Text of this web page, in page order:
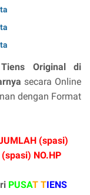
Original di
secara Online
dengan Format
(spasi)
NO.HP
PUSAT TIENS